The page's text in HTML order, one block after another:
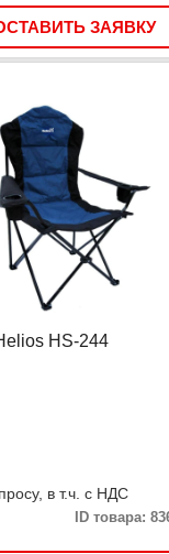
ЗАЯВКУ
HS-244
в т.ч. с НДС
ID товара: